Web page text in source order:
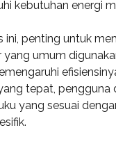
kebutuhan energi
ini, penting untuk
yang umum
tepat, pengguna
yang sesuai